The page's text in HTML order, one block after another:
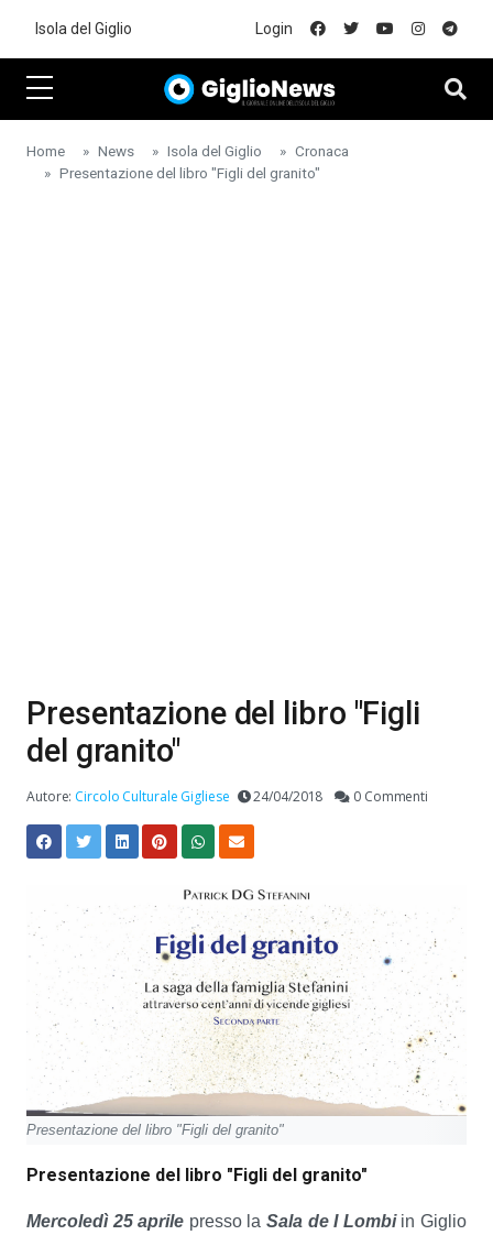
Isola del Giglio Login
Home News Isola del Giglio
Cronaca
Presentazione del libro "Figli del granito"
Presentazione del libro "Figli
del granito"
Autore: Circolo Culturale Gigliese 24/04/2018 0 Commenti
Presentazione del libro "Figli del granito"
Presentazione del libro "Figli del granito"
Mercoledì 25 aprile presso laSala de I Lombiin Giglio